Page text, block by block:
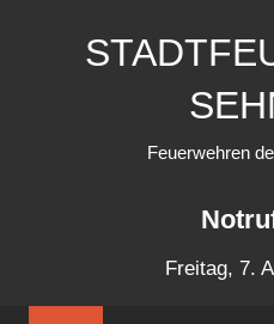
Feuerwehren
Freitag, 7.